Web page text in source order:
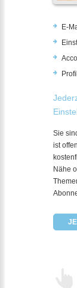
E-
Sie
ist
Nähe